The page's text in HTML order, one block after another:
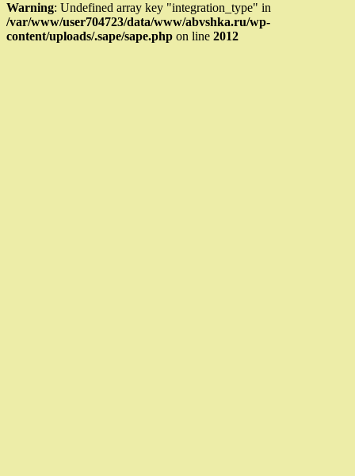
Warning: Undefined array key "integration_type" in
/var/www/user704723/data/www/abvshka.ru/wp-
content/uploads/.sape/sape.php on line 2012